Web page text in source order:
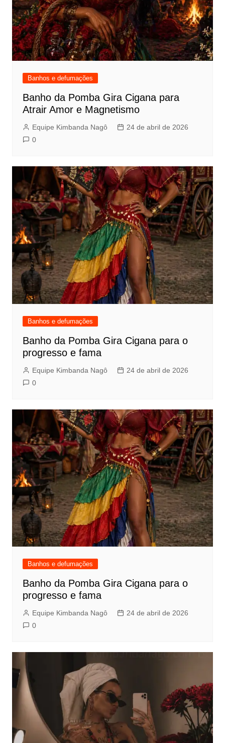
Banhos e defumações
Banho da Pomba Gira Cigana para
Atrair Amor e Magnetismo
Equipe Kimbanda Nagô
24 de abril de 2026
0
Banhos e defumações
Banho da Pomba Gira Cigana para o
progresso e fama
Equipe Kimbanda Nagô
24 de abril de 2026
0
Banhos e defumações
Banho da Pomba Gira Cigana para o
progresso e fama
Equipe Kimbanda Nagô
24 de abril de 2026
0